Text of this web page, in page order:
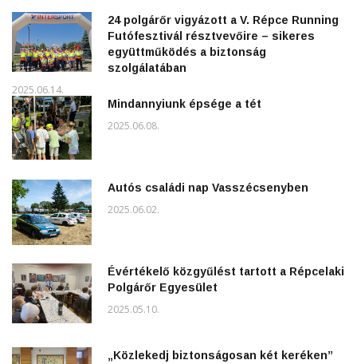
24 polgárőr vigyázott a V. Répce Running
Futófesztivál résztvevőire – sikeres
együttműködés a biztonság
szolgálatában
2025.06.14.
Mindannyiunk épsége a tét
2025.06.08.
Autós családi nap Vasszécsenyben
2025.06.02.
Évértékelő közgyűlést tartott a Répcelaki
Polgárőr Egyesület
2025.05.10.
„Közlekedj biztonságosan két keréken”